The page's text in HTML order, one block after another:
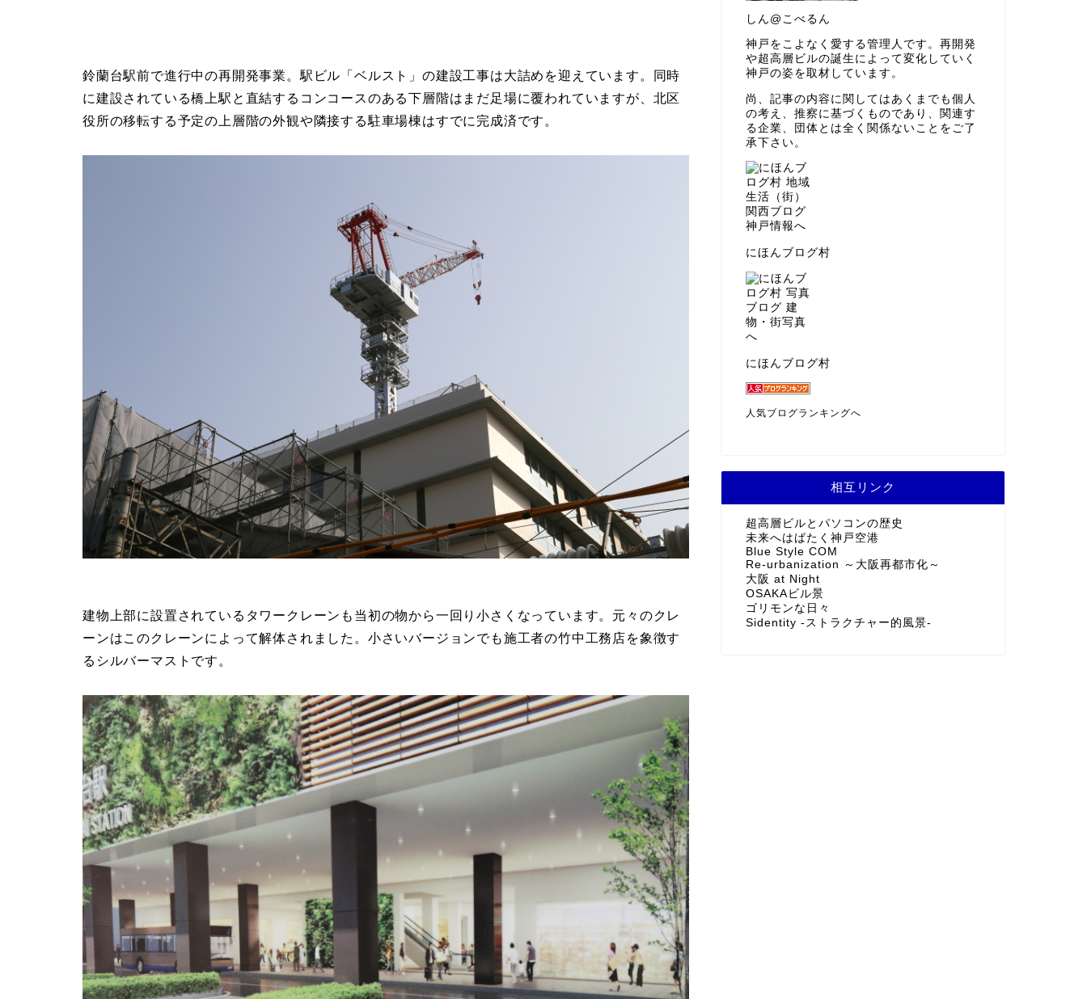
鈴蘭台駅前で進行中の再開発事業。駅ビル「ベルスト」の建設工事は大詰めを迎えています。同時
に建設されている橋上駅と直結するコンコースのある下層階はまだ足場に覆われていますが、北区
役所の移転する予定の上層階の外観や隣接する駐車場棟はすでに完成済です。
建物上部に設置されているタワークレーンも当初の物から一回り小さくなっています。元々のクレ
ーンはこのクレーンによって解体されました。小さいバージョンでも施工者の竹中工務店を象徴す
るシルバーマストです。
しん@こべるん
神戸をこよなく愛する管理人です。再開発
や超高層ビルの誕生によって変化していく
神戸の姿を取材しています。
尚、記事の内容に関してはあくまでも個人
の考え、推察に基づくものであり、関連す
る企業、団体とは全く関係ないことをご了
承下さい。
にほんブログ村
にほんブログ村
人気ブログランキングへ
相互リンク
超高層ビルとパソコンの歴史
未来へはばたく神戸空港
Blue Style COM
Re-urbanization ～大阪再都市化～
大阪 at Night
OSAKAビル景
ゴリモンな日々
Sidentity -ストラクチャー的風景-